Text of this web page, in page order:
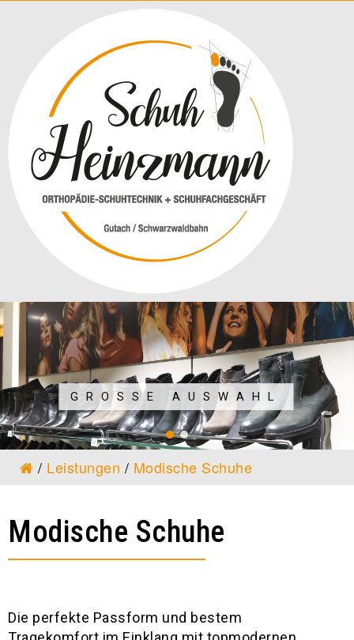
GROSSE AUSWAHL
/ Leistungen / Modische Schuhe
Modische Schuhe
Die perfekte Passform und bestem